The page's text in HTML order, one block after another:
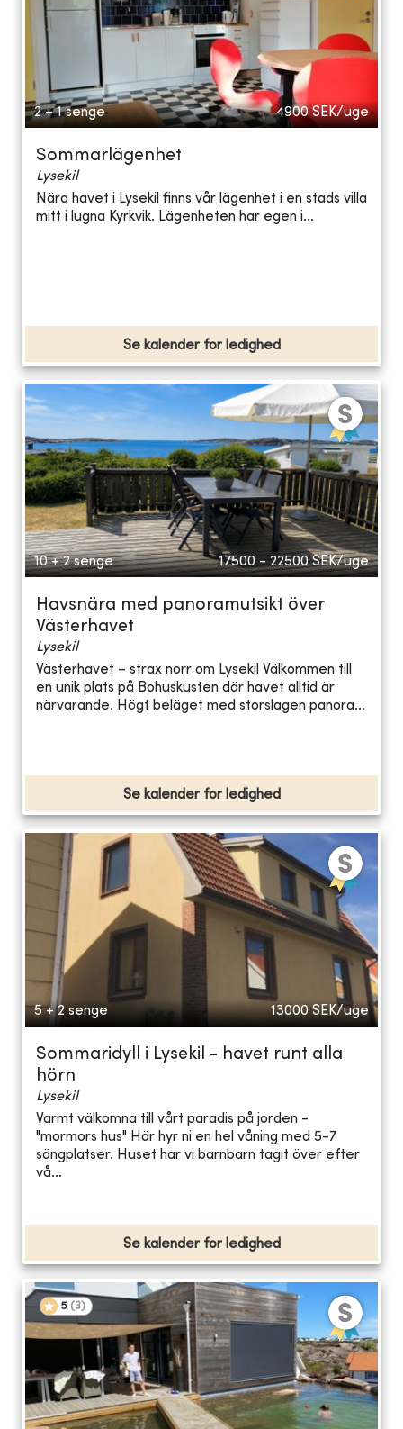
2 + 1 senge 4900 SEK/uge
Sommarlägenhet
Lysekil
Nära havet i Lysekil finns vår lägenhet i en stads villa
mitt i lugna Kyrkvik. Lägenheten har egen i...
Se kalender for ledighed
10 + 2 senge 17500 - 22500 SEK/uge
Havsnära med panoramutsikt över
Västerhavet
Lysekil
Västerhavet – strax norr om Lysekil Välkommen till
en unik plats på Bohuskusten där havet alltid är
närvarande. Högt beläget med storslagen panora...
Se kalender for ledighed
5 + 2 senge 13000 SEK/uge
Sommaridyll i Lysekil - havet runt alla
hörn
Lysekil
Varmt välkomna till vårt paradis på jorden -
"mormors hus" Här hyr ni en hel våning med 5-7
sängplatser. Huset har vi barnbarn tagit över efter
vå...
Se kalender for ledighed
5 (3)